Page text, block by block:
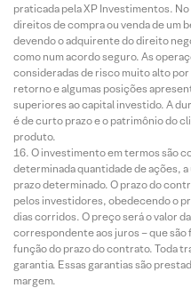
praticada pela XP Investimentos.
direitos de compra ou venda de um
devendo o adquirente do direito
como num acordo seguro. As
consideradas de risco muito alto
retorno e algumas posições
superiores ao capital investido. A
é de curto prazo e o patrimônio do
produto.
O investimento em termos são
determinada quantidade de ações,
prazo determinado. O prazo do
pelos investidores, obedecendo o
dias corridos. O preço será o valor
correspondente aos juros – que
função do prazo do contrato. Toda
garantia. Essas garantias são
margem.